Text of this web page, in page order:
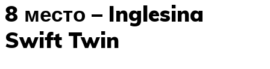
8 место – Inglesina
Swift Twin